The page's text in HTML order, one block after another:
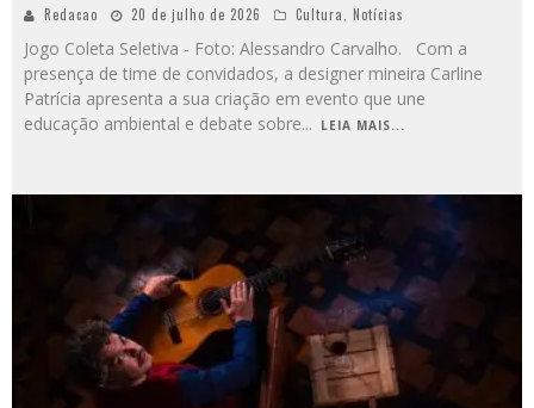
Redacao 20 de julho de 2026 Cultura, Notícias
Jogo Coleta Seletiva - Foto: Alessandro Carvalho. Com a
presença de time de convidados, a designer mineira Carline
Patrícia apresenta a sua criação em evento que une
educação ambiental e debate sobre... LEIA MAIS...